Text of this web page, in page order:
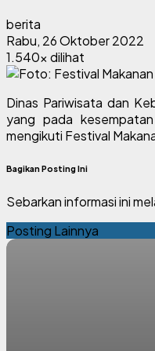
berita
Rabu, 26 Oktober 2022
1.540x dilihat
Dinas Pariwisata dan
yang pada
mengikuti Festival
Bagikan Posting Ini
Sebarkan informasi ini
Posting Lainnya